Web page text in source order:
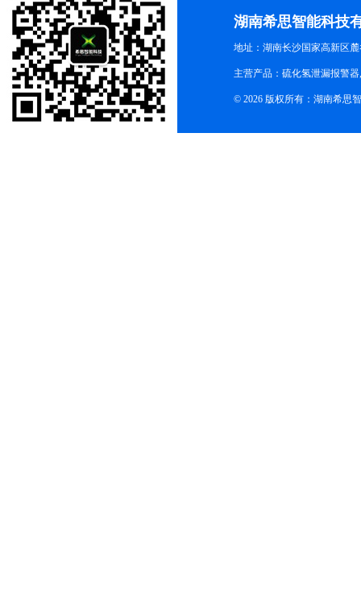
湖南希思智能科技
地址：湖南长沙国家高新区
主营产品：硫化氢泄漏报警
© 2026 版权所有：湖南希思